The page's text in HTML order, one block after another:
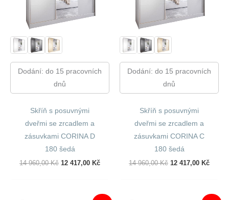
Dodání: do 15 pracovních
dnů
Skříň s posuvnými
dveřmi se zrcadlem a
zásuvkami CORINA D
180 šedá
14 960,00Kč Původní
12 417,00 KčAktuální
417,00 Kč.
Dodání: do 15 pracovních
dnů
Skříň s posuvnými
dveřmi se zrcadlem a
zásuvkami CORINA C
180 šedá
14 960,00Kč Původní
12 417,00 Kč